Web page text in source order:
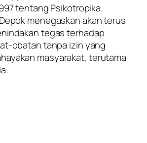
tentang Psikotropika.
menegaskan akan terus
tegas terhadap
obatan tanpa izin yang
masyarakat, terutama